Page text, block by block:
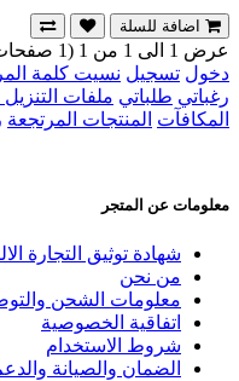
اضافة للسلة
عرض 1 الى 1 من 1 (1 صفحات)
دخول تسجيل نسيت كلمة
رغباتي طلباتي ملفات التنزيل
المكافآت المنتجات المرتجعة
معلومات عن المتجر
شهادة توثيق التجارة
من نحن
معلومات الشحن
اتفاقية الخصوصية
شروط الاستخدام
الضمان والصيانة